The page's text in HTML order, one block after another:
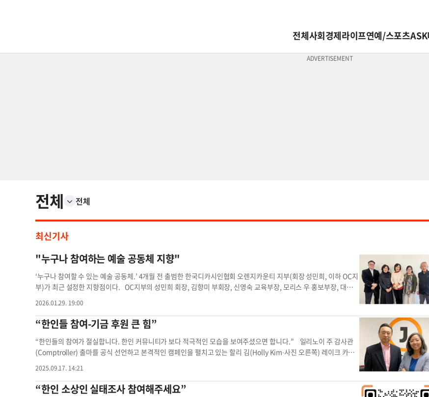
전체사회경제라이프연예/스포츠
전체 전체
최신기사
"누구나 참여하는 예술 공동체 지향"
‘누구나 참여할 수 있는 예술 공동체.’ 4개월 전 출범한 한국디카시인협회 오렌지카운티 지부(회장 성민희, 이하 OC지
부)가 최근 설정한 지향점이다. OC지부의 성민희 회장, 김향미 부회장, 신영숙 교육부장, 모리스 우 홍보부장, 대니얼
카)로 찍은 사진에 문자를 결합해 표현하는 시를 뜻하는 디카시는 2004년쯤 한국에서 시작된 새로운 문학 장르다. OC
지부는 한국디카시인협회(회장 김종회)의 30개 해외 지부 중 하나다. 지난해 10월 11일 출범한 OC지부 회원은 현재
49명이다. 문인은 물론 사진작가, 디카시 초심자 등 다양한 배경의 회원이 참여하고 있다. 재미수필문학가협회장을
지낸 성 회장은 “누구나 참여할 수 있는 열린 예술 공동체로 자리매김하는 데 주력하고, 앞으로 차세대의 참여를 늘려
영어 디카시를 K-팝과 드라마, 푸드에 이은 또 다른 K-컬처로 널리 알리는 것이 목표”라고 말했다. OC지부는 오는 1
내려고 한다”고 말했다. OC지부는 시는 물론 사진 촬영 강좌에도 큰 비중을 둔다. 시 강의는 안경라 시인, 디카시 강
의는 성 회장이 맡고 있다. 사진 강의는 대니얼 정, 모리스 우, 김선화 사진작가가 담당하고 있다. 세 사진작가는 4월과
10월로 예정된 정기 출사 외에 수시로 갖는 번개 출사를 주도하고 있다. 김향미 부회장은 “디카시는 시와 사진이 50%
2026.01.29. 19:00
“한인들 참여-기금 후원 큰 힘”
“한인들의 참여가 절실합니다. 한인 커뮤니티가 보다 적극적인 모습을 보여주셨으면 합니다.” 일리노이 주 감사관
(Comptroller) 출마를 공식 선언하고 본격적인 캠페인을 펼치고 있는 할리 김(Holly Kim∙사진 오른쪽) 레이크 카운
로렌스 길에서 누구보다 열심히 살아온 부모님의 희생과 헌신 덕분에 자신 같은 한인 2세들이 있다고 믿는다는 그는
“일리노이 주민들의 보다 나은 삶과 한인들의 목소리를 대변하겠다”고 말했다. 민주당 주 감사관 예비 후보 5명 가
운데 유일한 소수계 여성인 그는 현재 유력 주자로 평가 받고 있다. 하지만 내년 3월 17일 실시되는 민주당 예비경선
2025.09.17. 14:21
“한인 소상인 실태조사 참여해주세요”